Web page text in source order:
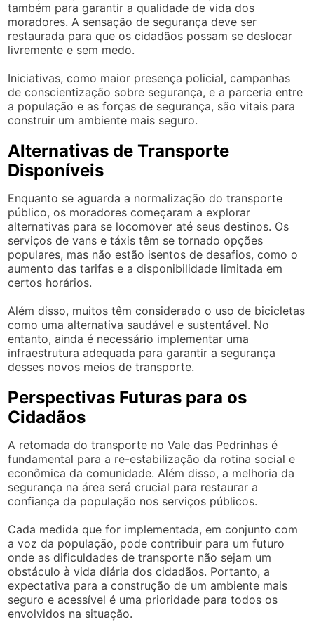
também para garantir a qualidade de vida dos
moradores. A sensação de segurança deve ser
restaurada para que os cidadãos possam se deslocar
livremente e sem medo.
Iniciativas, como maior presença policial, campanhas
de conscientização sobre segurança, e a parceria entre
a população e as forças de segurança, são vitais para
construir um ambiente mais seguro.
Alternativas de Transporte
Disponíveis
Enquanto se aguarda a normalização do transporte
público, os moradores começaram a explorar
alternativas para se locomover até seus destinos. Os
serviços de vans e táxis têm se tornado opções
populares, mas não estão isentos de desafios, como o
aumento das tarifas e a disponibilidade limitada em
certos horários.
Além disso, muitos têm considerado o uso de bicicletas
como uma alternativa saudável e sustentável. No
entanto, ainda é necessário implementar uma
infraestrutura adequada para garantir a segurança
desses novos meios de transporte.
Perspectivas Futuras para os
Cidadãos
A retomada do transporte no Vale das Pedrinhas é
fundamental para a re-estabilização da rotina social e
econômica da comunidade. Além disso, a melhoria da
segurança na área será crucial para restaurar a
confiança da população nos serviços públicos.
Cada medida que for implementada, em conjunto com
a voz da população, pode contribuir para um futuro
onde as dificuldades de transporte não sejam um
obstáculo à vida diária dos cidadãos. Portanto, a
expectativa para a construção de um ambiente mais
seguro e acessível é uma prioridade para todos os
envolvidos na situação.